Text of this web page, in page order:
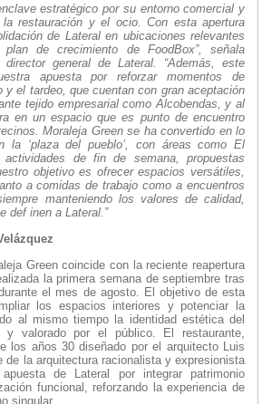
estratégico por su entorno comercial y
restauración y el ocio. Con esta apertura
de Lateral en ubicaciones relevantes
de crecimiento de FoodBox”, señala
director general de Lateral. “Además, este
apuesta por reforzar momentos de
y el tardeo, que cuentan con gran aceptación
tejido empresarial como Alcobendas, y al
en un espacio que es punto de encuentro
Moraleja Green se ha convertido en lo
la ‘plaza del pueblo’, con áreas como El
de fin de semana, propuestas
objetivo es ofrecer espacios versátiles,
a comidas de trabajo como a encuentros
manteniendo los valores de calidad,
def inen a Lateral.”
Green coincide con la reciente reapertura
la primera semana de septiembre tras
el mes de agosto. El objetivo de esta
los espacios interiores y potenciar la
al mismo tiempo la identidad estética del
y valorado por el público. El restaurante,
los años 30 diseñado por el arquitecto Luis
de la arquitectura racionalista y expresionista
de Lateral por integrar patrimonio
funcional, reforzando la experiencia de
singular.